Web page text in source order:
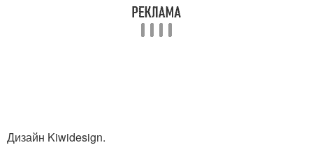
Дизайн Kiwidesign.